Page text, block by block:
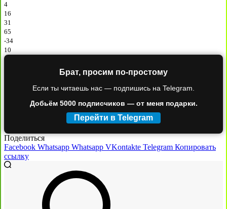
4
16
31
65
-34
10
Брат, просим по-простому
Если ты читаешь нас — подпишись на Telegram.
Добьём 5000 подписчиков — от меня подарки.
Перейти в Telegram
Поделиться
Facebook Whatsapp Whatsapp VKontakte Telegram Копировать
ссылку